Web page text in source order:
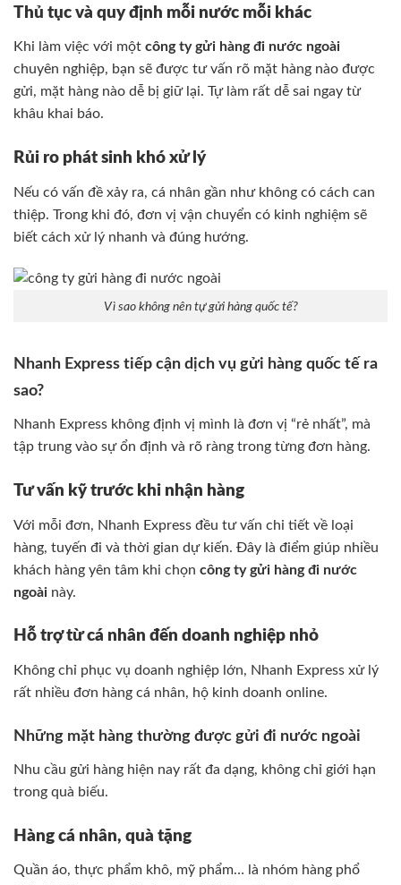
Thủ tục và quy định mỗi nước mỗi khác
Khi làm việc với một công ty gửi hàng đi nước ngoài
chuyên nghiệp, bạn sẽ được tư vấn rõ mặt hàng nào được
gửi, mặt hàng nào dễ bị giữ lại. Tự làm rất dễ sai ngay từ
khâu khai báo.
Rủi ro phát sinh khó xử lý
Nếu có vấn đề xảy ra, cá nhân gần như không có cách can
thiệp. Trong khi đó, đơn vị vận chuyển có kinh nghiệm sẽ
biết cách xử lý nhanh và đúng hướng.
Vì sao không nên tự gửi hàng quốc tế?
Nhanh Express tiếp cận dịch vụ gửi hàng quốc tế ra
sao?
Nhanh Express không định vị mình là đơn vị “rẻ nhất”, mà
tập trung vào sự ổn định và rõ ràng trong từng đơn hàng.
Tư vấn kỹ trước khi nhận hàng
Với mỗi đơn, Nhanh Express đều tư vấn chi tiết về loại
hàng, tuyến đi và thời gian dự kiến. Đây là điểm giúp nhiều
khách hàng yên tâm khi chọn công ty gửi hàng đi nước
ngoài này.
Hỗ trợ từ cá nhân đến doanh nghiệp nhỏ
Không chỉ phục vụ doanh nghiệp lớn, Nhanh Express xử lý
rất nhiều đơn hàng cá nhân, hộ kinh doanh online.
Những mặt hàng thường được gửi đi nước ngoài
Nhu cầu gửi hàng hiện nay rất đa dạng, không chỉ giới hạn
trong quà biếu.
Hàng cá nhân, quà tặng
Quần áo, thực phẩm khô, mỹ phẩm… là nhóm hàng phổ